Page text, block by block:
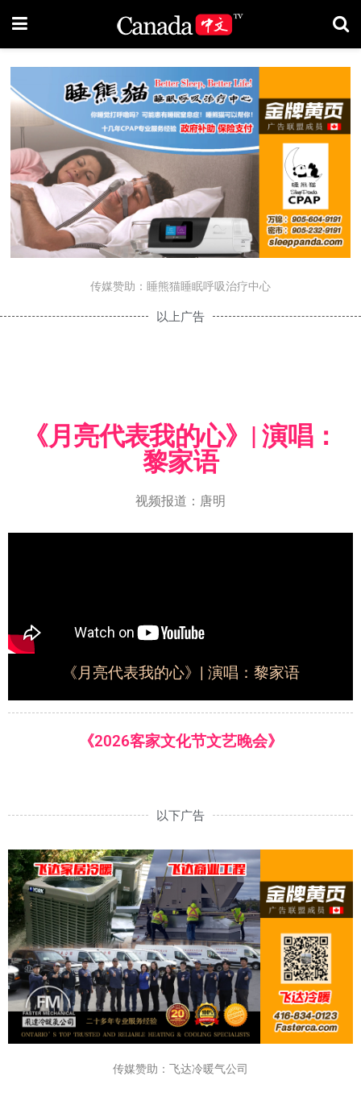
传媒赞助：睡熊猫睡眠呼吸治疗中心
以上广告
《月亮代表我的心》| 演唱：
黎家语
视频报道：唐明
《月亮代表我的心》| 演唱：黎家语
《2026客家文化节文艺晚会》
以下广告
传媒赞助：飞达冷暖气公司